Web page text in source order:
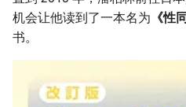
机会让他读到了一本名为 《性
书。